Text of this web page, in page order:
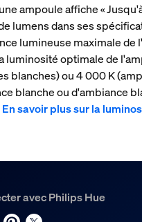
ampoule affiche «
lumens dans ses
lumineuse maximale de
luminosité optimale de
blanches) ou 4 000 K
blanche ou d'ambiance
En savoir plus sur la
avec Philips Hue